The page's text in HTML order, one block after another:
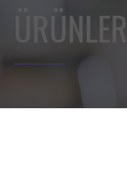
ÜRÜNLER